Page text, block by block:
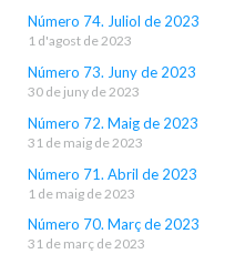
Número 74. Juliol de 2023
1 d'agost de 2023
Número 73. Juny de 2023
30 de juny de 2023
Número 72. Maig de 2023
31 de maig de 2023
Número 71. Abril de 2023
1 de maig de 2023
Número 70. Març de 2023
31 de març de 2023